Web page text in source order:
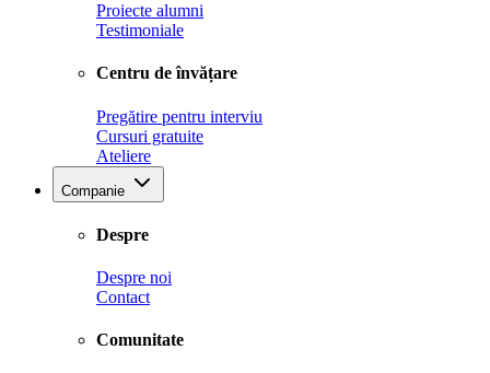
Proiecte alumni
Testimoniale
Centru de învățare
Pregătire pentru interviu
Cursuri gratuite
Ateliere
Companie
Despre
Despre noi
Contact
Comunitate